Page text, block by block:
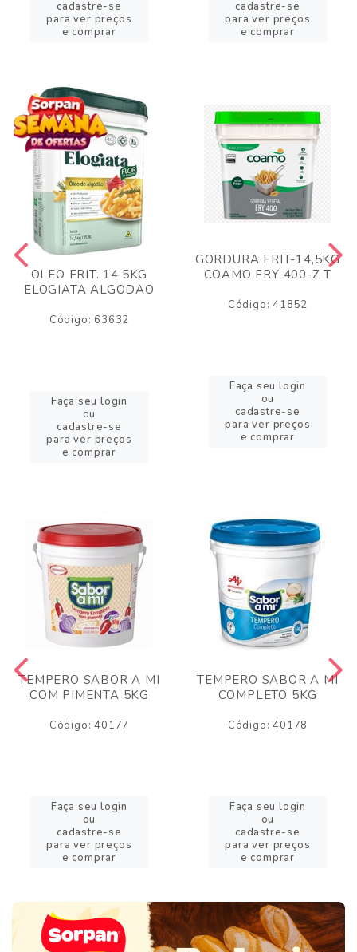
cadastre-se
para ver preços
e comprar
cadastre-se
para ver preços
e comprar
OLEO FRIT. 14,5KG
ELOGIATA ALGODAO
Código: 63632
Faça seu login
ou
cadastre-se
para ver preços
e comprar
GORDURA FRIT-14,5KG
COAMO FRY 400-Z T
Código: 41852
Faça seu login
ou
cadastre-se
para ver preços
e comprar
TEMPERO SABOR A MI
COM PIMENTA 5KG
Código: 40177
Faça seu login
ou
cadastre-se
para ver preços
e comprar
TEMPERO SABOR A MI
COMPLETO 5KG
Código: 40178
Faça seu login
ou
cadastre-se
para ver preços
e comprar